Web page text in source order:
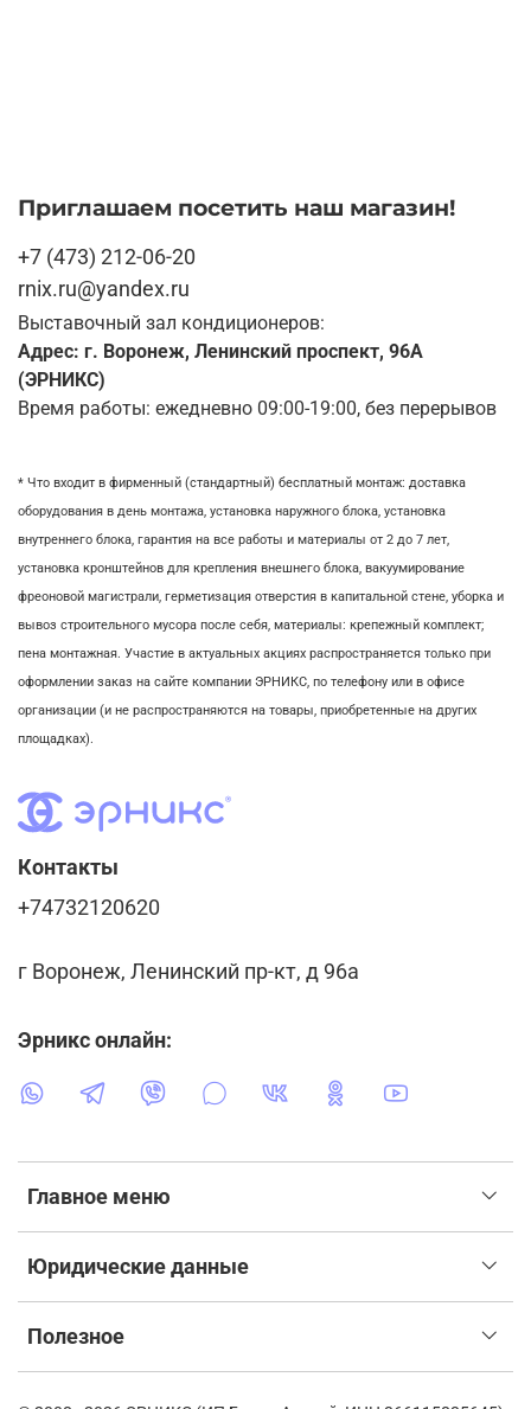
Приглашаем посетить наш магазин!
+7 (473) 212-06-20
rnix.ru@yandex.ru
Выставочный зал кондиционеров:
Адрес: г. Воронеж, Ленинский проспект, 96А
(ЭРНИКС)
Время работы: ежедневно 09:00-19:00, без перерывов
* Что входит в фирменный (стандартный) бесплатный монтаж: доставка
оборудования в день монтажа, установка наружного блока, установка
внутреннего блока, гарантия на все работы и материалы от 2 до 7 лет,
установка кронштейнов для крепления внешнего блока, вакуумирование
фреоновой магистрали, герметизация отверстия в капитальной стене, уборка и
вывоз строительного мусора после себя, материалы: крепежный комплект;
пена монтажная. Участие в актуальных акциях распространяется только при
оформлении заказ на сайте компании ЭРНИКС, по телефону или в офисе
организации (и не распространяются на товары, приобретенные на других
площадках).
Главное меню
Юридические данные
Полезное
Контакты
+74732120620
г Воронеж, Ленинский пр-кт, д 96а
Эрникс онлайн: